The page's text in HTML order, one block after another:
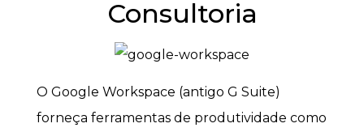
Consultoria
O Google Workspace (antigo G Suite)
forneça ferramentas de produtividade como